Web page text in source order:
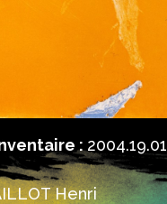
: 2004.19.01
Henri